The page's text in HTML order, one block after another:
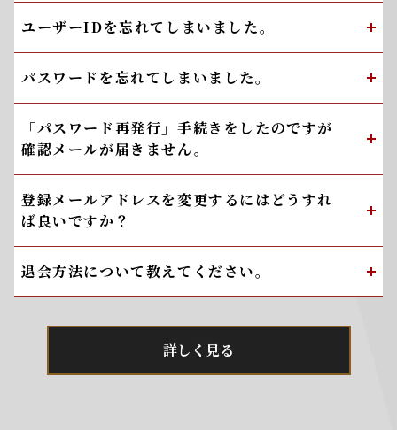
ユーザーIDを忘れてしまいました。
パスワードを忘れてしまいました。
「パスワード再発行」手続きをしたのですが
確認メールが届きません。
登録メールアドレスを変更するにはどうすれ
ば良いですか？
退会方法について教えてください。
詳しく見る